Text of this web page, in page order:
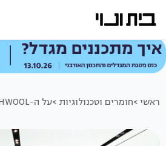
ראשי >חומרים וטכנולוגיות >על ה-EARTHWOOL של אורבונד כבר שמעתם?